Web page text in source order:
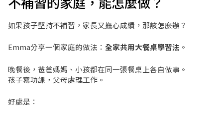
如果孩子堅持不補習，家長又擔心成績，那該怎麼辦？
Emma分享一個家庭的做法： 全家共用大餐桌學習法 。
晚餐後，爸爸媽媽、小孩都在同一張餐桌上各自做事。
孩子寫功課，父母處理工作。
好處是：